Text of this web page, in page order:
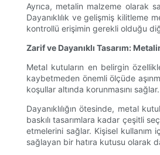
Ayrıca, metalin malzeme olarak
Dayanıklılık ve gelişmiş kilitleme
kontrollü erişimin gerekli olduğu
Zarif ve Dayanıklı Tasarım:
Metal kutuların en belirgin
kaybetmeden önemli ölçüde
koşullar altında korunmasını sağlar.
Dayanıklılığın ötesinde, metal
baskılı tasarımlara kadar çeşitli
etmelerini sağlar. Kişisel
sağlayan bir hatıra kutusu olarak